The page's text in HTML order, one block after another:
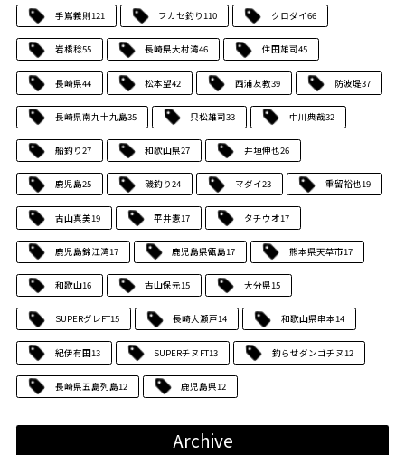
手嶌義則121 フカセ釣り110 クロダイ66
岩橋稔55 長崎県大村湾46 住田雄司45
長崎県44 松本望42 西浦友教39 防波堤37
長崎県南九十九島35 只松雄司33 中川典哉32
船釣り27 和歌山県27 井垣伸也26
鹿児島25 磯釣り24 マダイ23 重留裕也19
古山真美19 平井憲17 タチウオ17
鹿児島錦江湾17 鹿児島県甑島17 熊本県天草市17
和歌山16 古山保元15 大分県15
SUPERグレFT15 長崎大瀬戸14 和歌山県串本14
紀伊有田13 SUPERチヌFT13 釣らせダンゴチヌ 12
長崎県五島列島12 鹿児島県12
Archive